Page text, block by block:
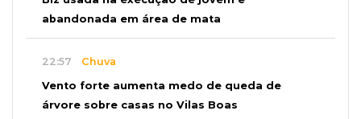
abandonada em área de mata
22:57 Chuva
Vento forte aumenta medo de queda de
árvore sobre casas no Vilas Boas